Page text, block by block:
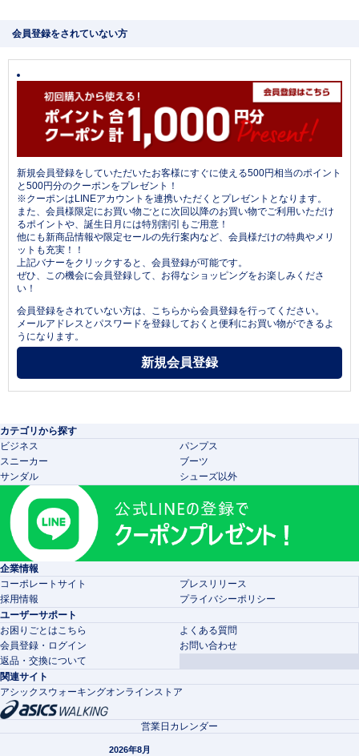
会員登録をされていない方
新規会員登録をしていただいたお客様にすぐに使える500円相当のポイント
と500円分のクーポンをプレゼント！
※クーポンはLINEアカウントを連携いただくとプレゼントとなります。
また、会員様限定にお買い物ごとに次回以降のお買い物でご利用いただけ
るポイントや、誕生日月には特別割引もご用意！
他にも新商品情報や限定セールの先行案内など、会員様だけの特典やメリ
ットも充実！！
上記バナーをクリックすると、会員登録が可能です。
ぜひ、この機会に会員登録して、お得なショッピングをお楽しみくださ
い！
会員登録をされていない方は、こちらから会員登録を行ってください。
メールアドレスとパスワードを登録しておくと便利にお買い物ができるよ
うになります。
カテゴリから探す
ビジネス
パンプス
スニーカー
ブーツ
サンダル
シューズ以外
企業情報
コーポレートサイト
プレスリリース
採用情報
プライバシーポリシー
ユーザーサポート
お困りごとはこちら
よくある質問
会員登録・ログイン
お問い合わせ
返品・交換について
関連サイト
アシックスウォーキングオンラインストア
営業日カレンダー
2026年8月